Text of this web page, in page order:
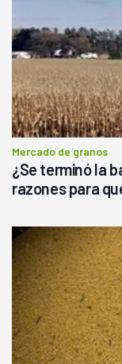
Mercado de granos
¿Se terminó la
razones para